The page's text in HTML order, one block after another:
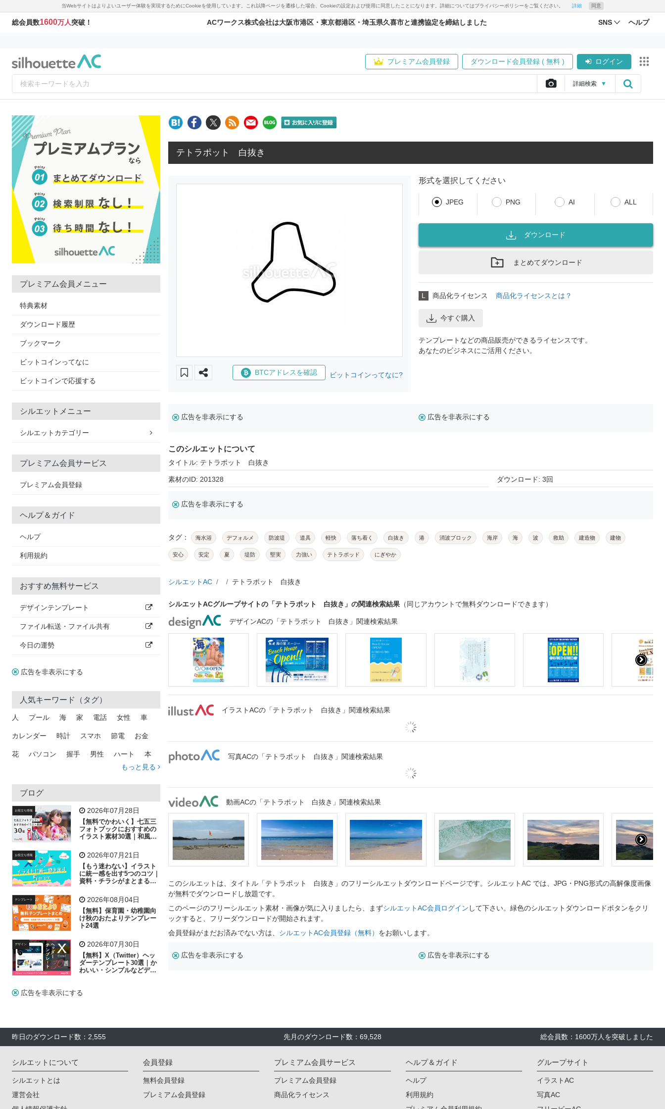
当Webサイトはよりよいユーザー体験を実現するためにCookieを使用しています。これ以降ページを遷移した場合、Cookieの設定および使用に同意したことになります。詳細についてはプライバシーポリシーをご覧ください。 詳細 同意
総会員数1600万人突破！ ACワークス株式会社は大阪市港区・東京都港区・埼玉県久喜市と連携協定を締結しました SNS ヘルプ
プレミアム会員登録 ダウンロード会員登録 ( 無料 ) ログイン
詳細検索 ▼
プレミアム会員メニュー
特典素材
ダウンロード履歴
ブックマーク
ビットコインってなに
ビットコインで応援する
シルエットメニュー
シルエットカテゴリー
プレミアム会員サービス
プレミアム会員登録
ヘルプ＆ガイド
ヘルプ
利用規約
おすすめ無料サービス
デザインテンプレート
ファイル転送・ファイル共有
今日の運勢
広告を非表示にする
人気キーワード（タグ）
人 プール 海 家 電話 女性 車
カレンダー 時計 スマホ 節電 お金
花 パソコン 握手 男性 ハート 本
トラック 木
吹き出し
飛行機 グラフ ビル 魚 家族 書類
歩く 工場 会社 太陽 キラキラ
子供 作業員 相談 ピクトグラム
もっと見る
ブログ
お役立ち情報 2026年07月28日
【無料でかわいく】七五三
フォトブックにおすすめの
イラスト素材30選｜和風の
お役立ち情報 2026年07月21日
【もう迷わない】イラスト
に統一感を出す5つのコツ｜
資料・チラシがまとまるフ
テンプレート 2026年08月04日
【無料】保育園・幼稚園向
け秋のおたよりテンプレー
ト24選
デザイン 2026年07月30日
【無料】X（Twitter）ヘッ
ダーテンプレート30選｜か
わいい・シンプルなどデザ
広告を非表示にする
テトラポット 白抜き
BTCアドレスを確認 ビットコインってなに?
形式を選択してください
JPEG PNG AI ALL
ダウンロード
まとめてダウンロード
L 商品化ライセンス 商品化ライセンスとは？
今すぐ購入
テンプレートなどの商品販売ができるライセンスです。
あなたのビジネスにご活用ください。
広告を非表示にする 広告を非表示にする
このシルエットについて
タイトル: テトラポット 白抜き
素材のID: 201328 ダウンロード: 3回
広告を非表示にする
タグ： 海水浴 デフォルメ 防波堤 道具 軽快 落ち着く 白抜き 港 消波ブロック 海岸 海 波 救助 建造物 建物
安心 安定 夏 堤防 堅実 力強い テトラポッド にぎやか
シルエットAC テトラポット 白抜き
シルエットACグループサイトの「テトラポット 白抜き」の関連検索結果 （同じアカウントで無料ダウンロードできます）
デザインACの「テトラポット 白抜き」関連検索結果
イラストACの「テトラポット 白抜き」関連検索結果
写真ACの「テトラポット 白抜き」関連検索結果
動画ACの「テトラポット 白抜き」関連検索結果
このシルエットは、タイトル「テトラポット 白抜き」のフリーシルエットダウンロードページです。シルエットAC では、JPG・PNG形式の高解像度画像
が無料でダウンロードし放題です。
このページのフリーシルエット素材・画像が気に入りましたら、まずシルエットAC会員ログイン して下さい。緑色のシルエットダウンロードボタンをクリ
ックすると、フリーダウンロードが開始されます。
会員登録がまだお済みでない方は、 シルエットAC会員登録（無料） をお願いします。
広告を非表示にする 広告を非表示にする
昨日のダウンロード数：2,555 先月のダウンロード数：69,528 総会員数：1600万人を突破しました
シルエットについて
シルエットとは
運営会社
会員登録
無料会員登録
プレミアム会員登録
プレミアム会員サービス
プレミアム会員登録
商品化ライセンス
ヘルプ＆ガイド
ヘルプ
利用規約
グループサイト
イラストAC
写真AC